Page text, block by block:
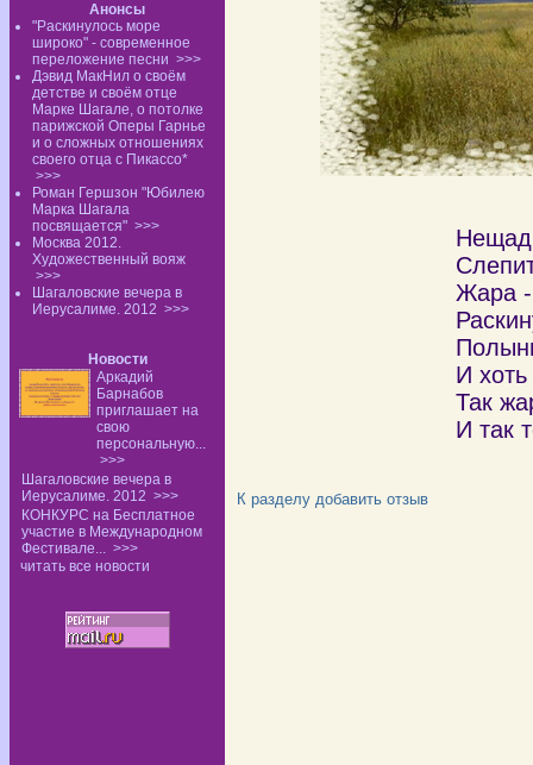
Анонсы
"Раскинулось море
широко" - современное
переложение песни >>>
Дэвид МакНил о своём
детстве и своём отце
Марке Шагале, о потолке
парижской Оперы Гарнье
и о сложных отношениях
своего отца с Пикассо*
>>>
Роман Гершзон "Юбилею
Марка Шагала
посвящается" >>>
Москва 2012.
Художественный вояж
>>>
Шагаловские вечера в
Иерусалиме. 2012 >>>
Новости
Аркадий
Барнабов
приглашает на
свою
персональную...
>>>
Шагаловские вечера в
Иерусалиме. 2012 >>>
КОНКУРС на Бесплатное
участие в Международном
Фестивале... >>>
читать все новости
Жара -
И
Так
И так
К разделу добавить отзыв